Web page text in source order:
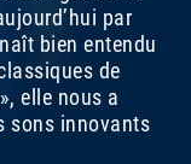
par
bien entendu
de
elle nous a
sons innovants